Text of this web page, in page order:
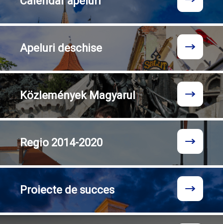
Apeluri deschise
KözleményekMagyarul
Regio 2014-2020
Proiecte de succes